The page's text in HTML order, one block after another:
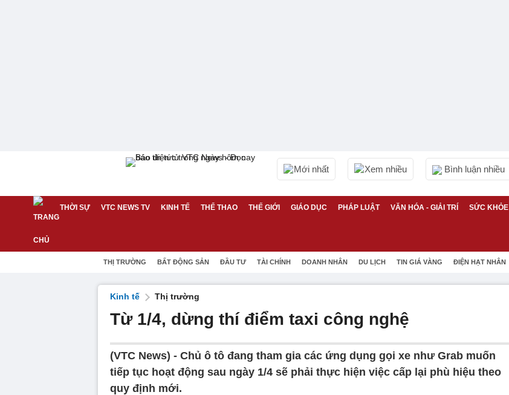
Mới nhất Xem nhiều Bình luận nhiều
THỜI SỰ VTC NEWS TV KINH TẾ THỂ THAO THẾ GIỚI GIÁO DỤC PHÁP LUẬT VĂN HÓA - GIẢI TRÍ SỨC KHỎE
THỊ TRƯỜNG BẤT ĐỘNG SẢN ĐẦU TƯ TÀI CHÍNH DOANH NHÂN DU LỊCH TIN GIÁ VÀNG ĐIỆN HẠT NHÂN
Kinh tế Thị trường
Từ 1/4, dừng thí điểm taxi công nghệ
(VTC News) - Chủ ô tô đang tham gia các ứng dụng gọi xe như Grab muốn
tiếp tục hoạt động sau ngày 1/4 sẽ phải thực hiện việc cấp lại phù hiệu theo
quy định mới.